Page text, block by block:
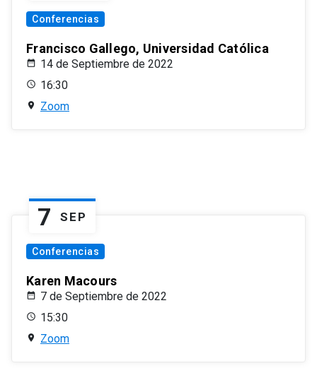
Conferencias
Francisco Gallego, Universidad Católica
14 de Septiembre de 2022
16:30
Zoom
7 SEP
Conferencias
Karen Macours
7 de Septiembre de 2022
15:30
Zoom